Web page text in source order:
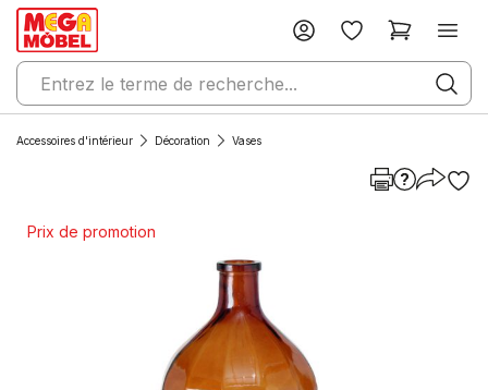
Accessoires d'intérieur Décoration Vases
Prix de promotion